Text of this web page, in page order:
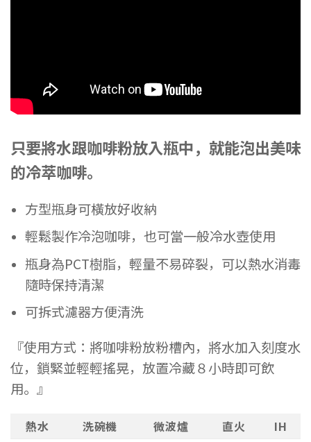
只要將水跟咖啡粉放入瓶中，就能泡出美味
的冷萃咖啡。
方型瓶身可橫放好收納
輕鬆製作冷泡咖啡，也可當一般冷水壺使用
瓶身為PCT樹脂，輕量不易碎裂，可以熱水消毒
隨時保持清潔
可拆式濾器方便清洗
『使用方式：將咖啡粉放粉槽內，將水加入刻度水
位，鎖緊並輕輕搖晃，放置冷藏８小時即可飲
用。』
熱水 洗碗機 微波爐 直火
IH